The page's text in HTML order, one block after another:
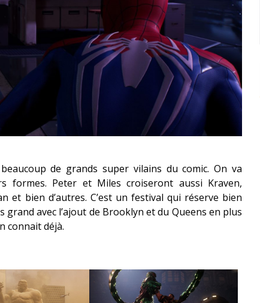
de grands super vilains du comic. On va
formes. Peter et Miles croiseront aussi Kraven,
et bien d’autres. C’est un festival qui réserve bien
avec l’ajout de Brooklyn et du Queens en plus
connait déjà.
LOGITECH
Daily Passions